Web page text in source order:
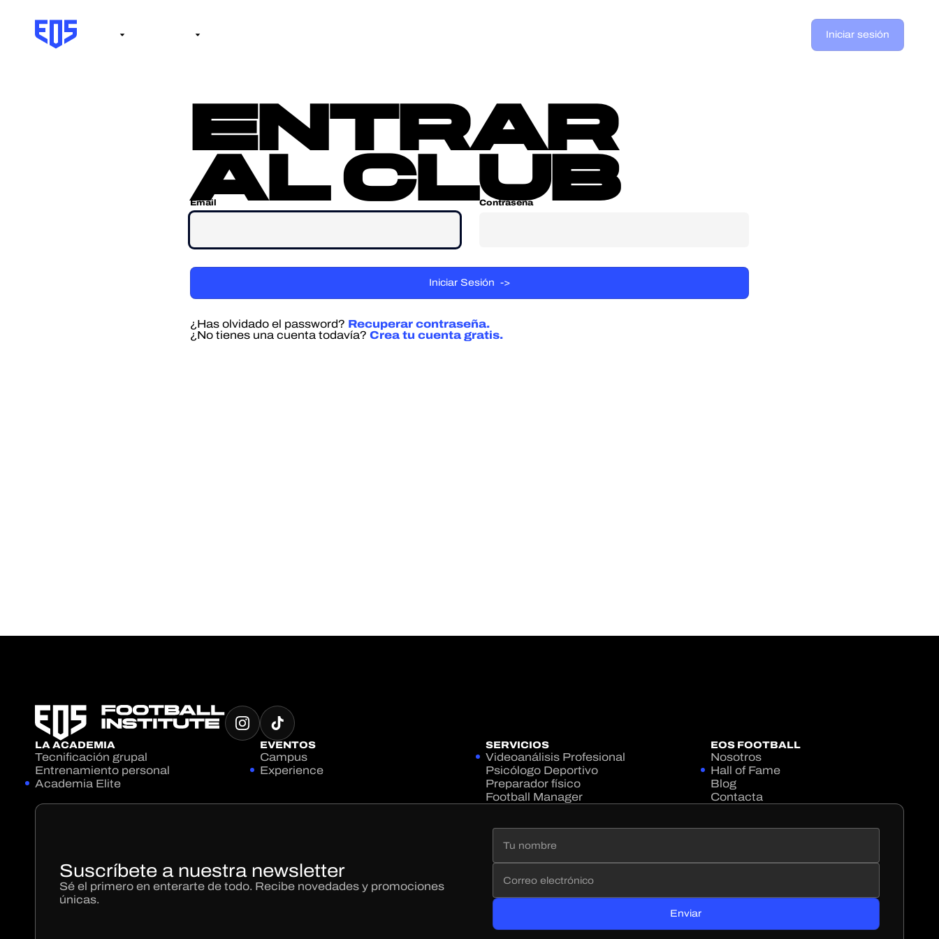
Iniciar sesión
entrar
al club
Email Contraseña
¿Has olvidado el password? Recuperar contraseña.
¿No tienes una cuenta todavía? Crea tu cuenta gratis.
LA ACADEMIA
Tecnificación grupal
Entrenamiento personal
Academia Elite
EVENTOS
Campus
Experience
SERVICIOS
Videoanálisis Profesional
Psicólogo Deportivo
Preparador físico
Football Manager
EOS FOOTBALL
Nosotros
Hall of Fame
Blog
Contacta
Suscríbete a nuestra newsletter
Sé el primero en enterarte de todo. Recibe novedades y promociones
únicas.